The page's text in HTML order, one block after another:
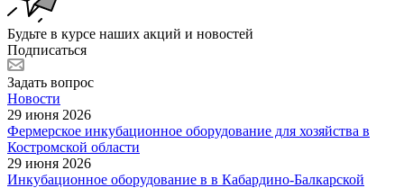
Будьте в курсе наших акций и новостей
Подписаться
Задать вопрос
Новости
29 июня 2026
Фермерское инкубационное оборудование для хозяйства в
Костромской области
29 июня 2026
Инкубационное оборудование в в Кабардино-Балкарской